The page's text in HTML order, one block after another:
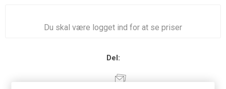
Du skal være logget ind for at se priser
Del: